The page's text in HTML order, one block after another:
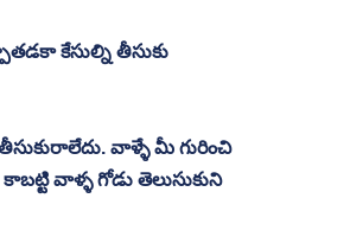
కేసుల్ని తీసుకు
వాళ్ళే మీ గురించి
వాళ్ళ గోడు తెలుసుకుని